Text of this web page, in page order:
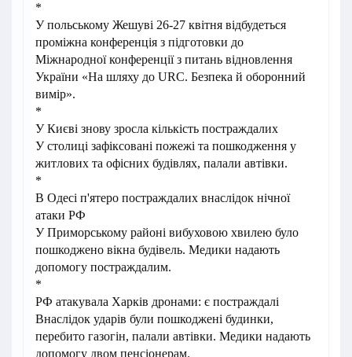
*
У польському Жешуві 26-27 квітня відбудеться
проміжна конференція з підготовки до
Міжнародної конференції з питань відновлення
України «На шляху до URC. Безпека й оборонний
вимір».
*
У Києві знову зросла кількість постраждалих
У столиці зафіксовані пожежі та пошкодження у
житлових та офісних будівлях, палали автівки.
*
В Одесі п'ятеро постраждалих внаслідок нічної
атаки РФ
У Приморському районі вибуховою хвилею було
пошкоджено вікна будівель. Медики надають
допомогу постраждалим.
*
РФ атакувала Харків дронами: є постраждалі
Внаслідок ударів були пошкоджені будинки,
перебито газогін, палали автівки. Медики надають
допомогу двом пенсіонерам.